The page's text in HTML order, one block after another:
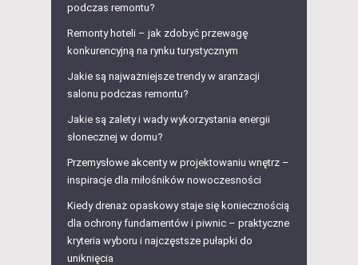
podczas remontu?
Remonty hoteli – jak zdobyć przewagę
konkurencyjną na rynku turystycznym
Jakie są najważniejsze trendy w aranżacji
salonu podczas remontu?
Jakie są zalety i wady wykorzystania energii
słonecznej w domu?
Przemysłowe akcenty w projektowaniu wnętrz –
inspiracje dla miłośników nowoczesności
Kiedy drenaż opaskowy staje się koniecznością
dla ochrony fundamentów i piwnic – praktyczne
kryteria wyboru i najczęstsze pułapki do
uniknięcia